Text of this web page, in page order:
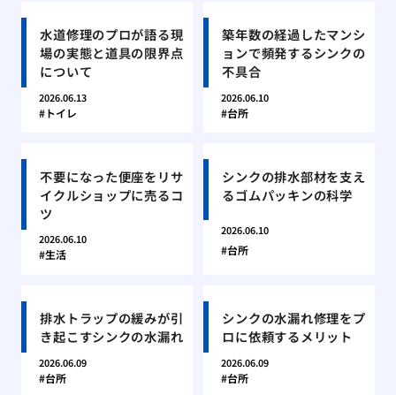
水道修理のプロが語る現
場の実態と道具の限界点
について
2026.06.13
トイレ
築年数の経過したマンシ
ョンで頻発するシンクの
不具合
2026.06.10
台所
不要になった便座をリサ
イクルショップに売るコ
ツ
2026.06.10
生活
シンクの排水部材を支え
るゴムパッキンの科学
2026.06.10
台所
排水トラップの緩みが引
き起こすシンクの水漏れ
2026.06.09
台所
シンクの水漏れ修理をプ
ロに依頼するメリット
2026.06.09
台所